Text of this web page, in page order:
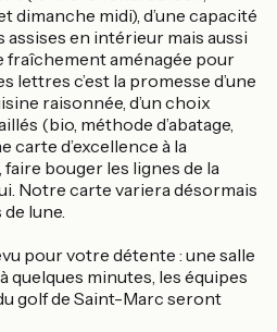
dimanche midi), d’une capacité
assises en intérieur mais aussi
fraîchement aménagée pour
lettres c’est la promesse d’une
raisonnée, d’un choix
(bio, méthode d’abatage,
carte d’excellence à la
faire bouger les lignes de la
Notre carte variera désormais
de lune.
pour votre détente : une salle
quelques minutes, les équipes
golf de Saint-Marc seront